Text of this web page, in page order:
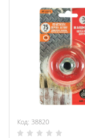
Код: 38820